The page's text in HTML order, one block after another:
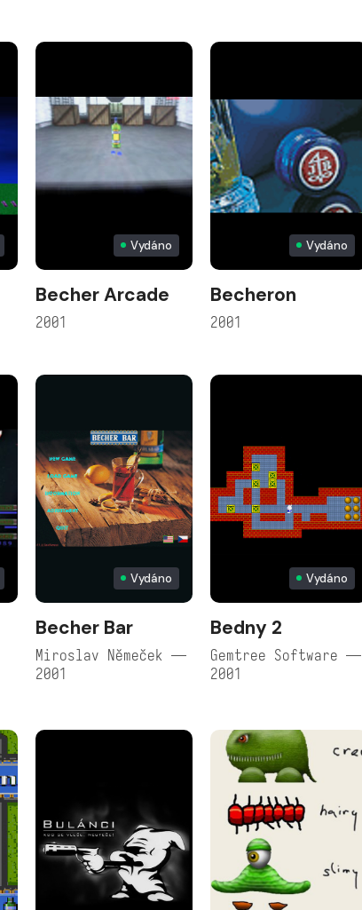
Vydáno
Becher Arcade
2001
Vydáno
Becheron
2001
Vydáno
Becher Bar
Miroslav Němeček —
2001
Vydáno
Bedny 2
Gemtree Software —
2001